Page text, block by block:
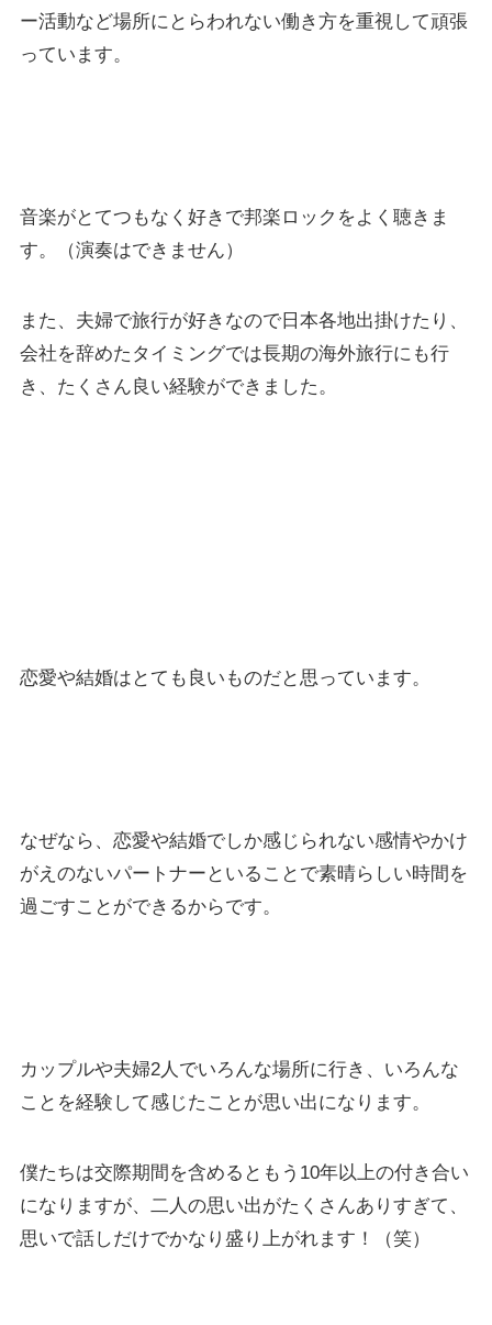
ー活動など場所にとらわれない働き方を重視して頑張
っています。
音楽がとてつもなく好きで邦楽ロックをよく聴きま
す。（演奏はできません）
また、夫婦で旅行が好きなので日本各地出掛けたり、
会社を辞めたタイミングでは長期の海外旅行にも行
き、たくさん良い経験ができました。
恋愛や結婚はとても良いものだと思っています。
なぜなら、恋愛や結婚でしか感じられない感情やかけ
がえのないパートナーといることで素晴らしい時間を
過ごすことができるからです。
カップルや夫婦2人でいろんな場所に行き、いろんな
ことを経験して感じたことが思い出になります。
僕たちは交際期間を含めるともう10年以上の付き合い
になりますが、二人の思い出がたくさんありすぎて、
思いで話しだけでかなり盛り上がれます！（笑）